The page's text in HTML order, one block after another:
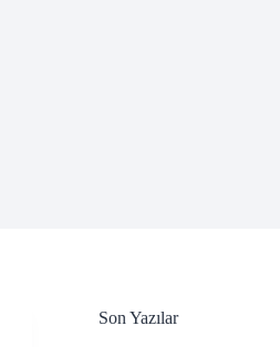
Son Yazılar